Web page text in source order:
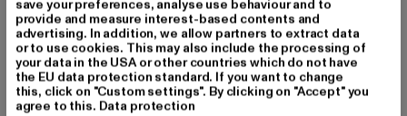
Materialzusammensetzung: 97% Baumwolle, 3%
Elasthan
Art.Nr: PD00005478-00007
Hersteller: Urban Styles Agency GmbH & Co. KG |
save your preferences, analyse use behaviour and to
provide and measure interest-based contents and
advertising. In addition, we allow partners to extract data
or to use cookies. This may also include the processing of
your data in the USA or other countries which do not have
the EU data protection standard. If you want to change
this, click on "Custom settings". By clicking on "Accept" you
agree to this. Data protection